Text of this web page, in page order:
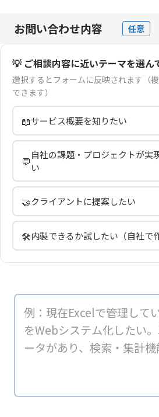
お問い合わせ内容 任意
💡 ご相談内容に近いテーマを選ん
選択するとフォームに反映されます（
できます）
📖サービス概要を知りたい
💬自社の課題・プロジェクトが実
い
🤝クライアントに提案したい
🛠️内製できるか試したい（自社で